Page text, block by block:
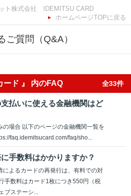
ホームページTOPに戻る
ご質問（Q&A）
ード 』 内のFAQ 全33件
払いに使える金融機関はど
の場合 以下のページの金融機関一覧を
faq.idemitsucard.com/faq/sho...
手数料はかかりますか？
によるカードの再発行は、有料での対
手数料はカード1枚につき550円（税
ブステーシ...